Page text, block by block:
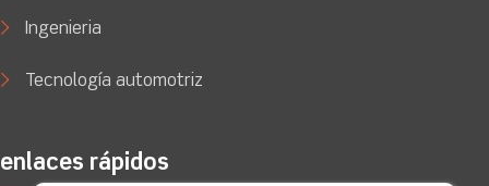
Ingenieria
Tecnología automotriz
enlaces rápidos